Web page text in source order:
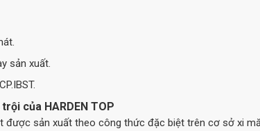
sản xuất.
của HARDEN TOP
được sản xuất theo công thức đặc biệt trên cơ sở xi